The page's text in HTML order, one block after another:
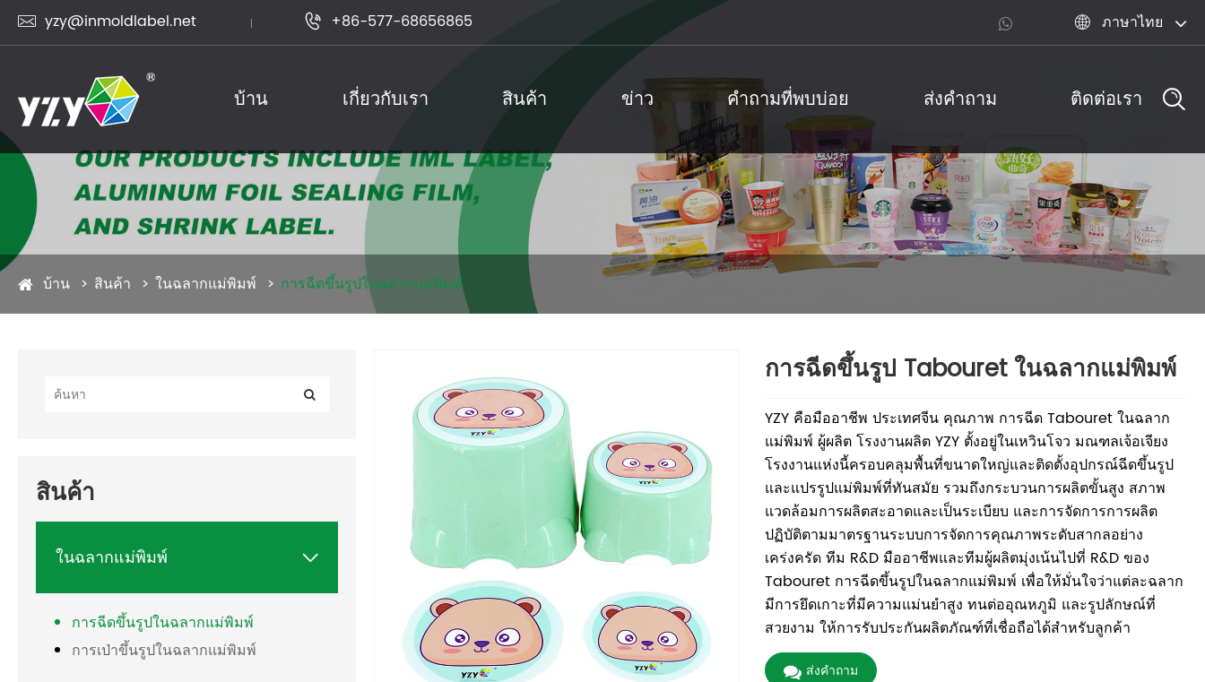
 yzy@inmoldlabel.net  +86-577-68656865  ภาษาไทย
บ้าน เกี่ยวกับเรา สินค้า ข่าว คำถามที่พบบ่อย ส่งคำถาม ติดต่อเรา
สินค้า
บ้าน สินค้า ในฉลากแม่พิมพ์ การฉีดขึ้นรูปในฉลากแม่พิมพ์
สินค้า
ในฉลากแม่พิมพ์ 
การฉีดขึ้นรูปในฉลากแม่พิมพ์
การเป่าขึ้นรูปในฉลากแม่พิมพ์
การฉีดขึ้นรูป Tabouret ในฉลากแม่พิมพ์
YZY คือมืออาชีพ ประเทศจีน คุณภาพ การฉีด Tabouret ในฉลาก
แม่พิมพ์ ผู้ผลิต โรงงานผลิต YZY ตั้งอยู่ในเหวินโจว มณฑลเจ้อเจียง
โรงงานแห่งนี้ครอบคลุมพื้นที่ขนาดใหญ่และติดตั้งอุปกรณ์ฉีดขึ้นรูป
และแปรรูปแม่พิมพ์ที่ทันสมัย ​​รวมถึงกระบวนการผลิตขั้นสูง สภาพ
แวดล้อมการผลิตสะอาดและเป็นระเบียบ และการจัดการการผลิต
ปฏิบัติตามมาตรฐานระบบการจัดการคุณภาพระดับสากลอย่าง
เคร่งครัด ทีม R&D มืออาชีพและทีมผู้ผลิตมุ่งเน้นไปที่ R&D ของ
Tabouret การฉีดขึ้นรูปในฉลากแม่พิมพ์ เพื่อให้มั่นใจว่าแต่ละฉลาก
มีการยึดเกาะที่มีความแม่นยำสูง ทนต่ออุณหภูมิ และรูปลักษณ์ที่
สวยงาม ให้การรับประกันผลิตภัณฑ์ที่เชื่อถือได้สำหรับลูกค้า
ส่งคำถาม